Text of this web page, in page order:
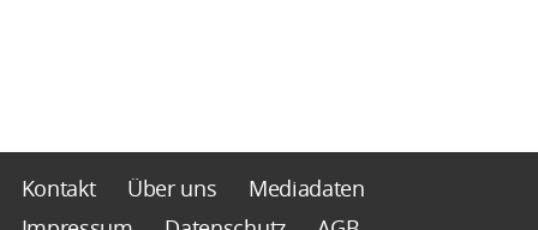
Kontakt Über uns
Mediadaten